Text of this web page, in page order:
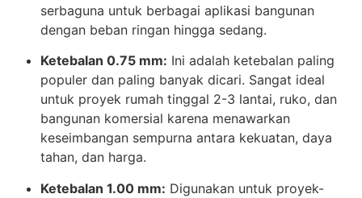
serbaguna untuk berbagai aplikasi bangunan
dengan beban ringan hingga sedang.
Ketebalan 0.75 mm: Ini adalah ketebalan paling
populer dan paling banyak dicari. Sangat ideal
untuk proyek rumah tinggal 2-3 lantai, ruko, dan
bangunan komersial karena menawarkan
keseimbangan sempurna antara kekuatan, daya
tahan, dan harga.
Ketebalan 1.00 mm: Digunakan untuk proyek-